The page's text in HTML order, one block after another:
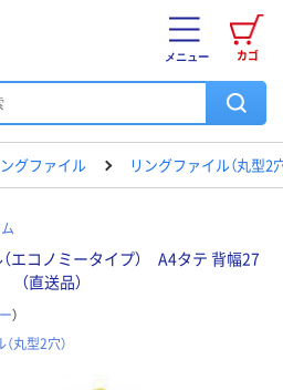
カゴ
メニュー
グファイル リングファイル（丸型2
エコノミータイプ） A4タテ 背幅27
直送品）
）
丸型2穴）